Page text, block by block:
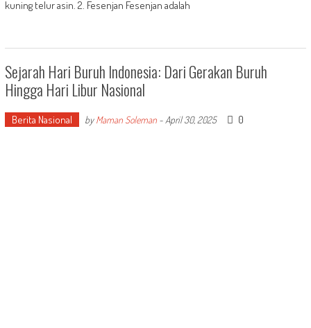
kuning telur asin. 2. Fesenjan Fesenjan adalah
Sejarah Hari Buruh Indonesia: Dari Gerakan Buruh
Hingga Hari Libur Nasional
Berita Nasional byMaman Soleman- April 30, 2025 0